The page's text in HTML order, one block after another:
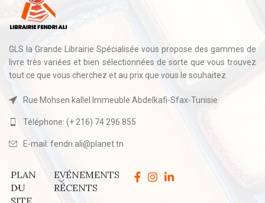
GLS la Grande Librairie Spécialisée vous propose des gammes de
livre très variées et bien sélectionnées de sorte que vous trouvez
tout ce que vous cherchez et au prix que vous le souhaitez.
Rue Mohsen kallel Immeuble Abdelkafi-Sfax-Tunisie
Téléphone: (+ 216) 74 296 855
E-mail: fendri.ali@planet.tn
PLAN
DU
EVÉNEMENTS
RÉCENTS